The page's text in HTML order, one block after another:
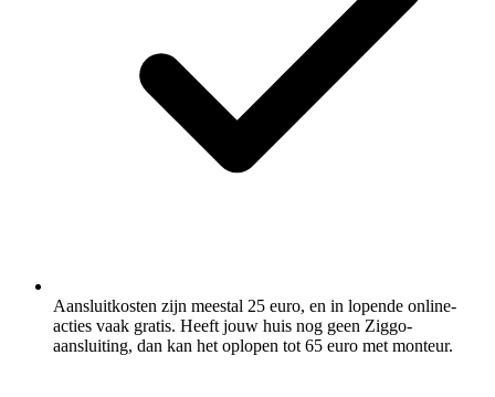
Aansluitkosten zijn meestal 25 euro, en in lopende online-
acties vaak gratis. Heeft jouw huis nog geen Ziggo-
aansluiting, dan kan het oplopen tot 65 euro met monteur.